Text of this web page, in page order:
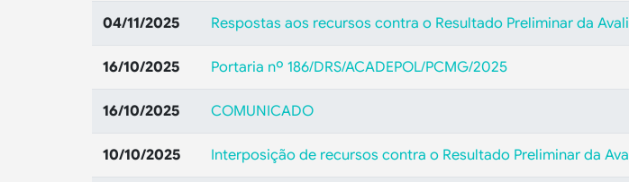
04/11/2025 Respostas aos recursos contra o Resultado Preliminar da
16/10/2025 Portaria nº 186/DRS/ACADEPOL/PCMG/2025
16/10/2025 COMUNICADO
10/10/2025 Interposição de recursos contra o Resultado Preliminar da